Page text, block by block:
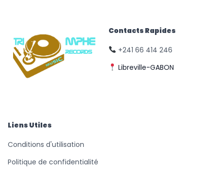
Contacts Rapides
+241 66 414 246
Libreville-GABON
Liens Utiles
Conditions d'utilisation
Politique de confidentialité